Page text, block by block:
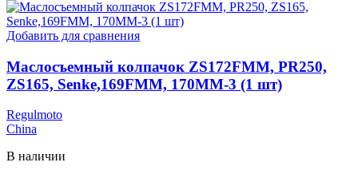
Добавить для сравнения
Маслосъемный колпачок ZS172FMM, PR250,
ZS165, Senke,169FMM, 170MM-3 (1 шт)
Regulmoto
China
В наличии